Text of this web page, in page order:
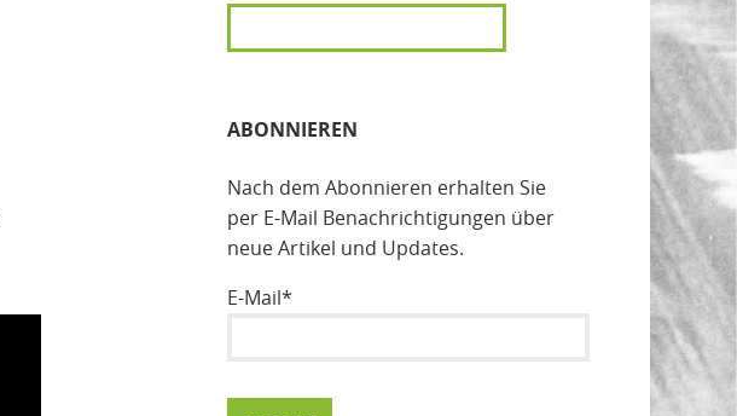
SUCHEN
ABONNIEREN
Nach dem Abonnieren erhalten Sie
per E-Mail Benachrichtigungen über
neue Artikel und Updates.
E-Mail*